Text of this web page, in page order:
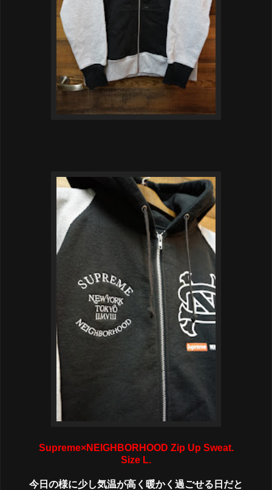
Supreme×NEIGHBORHOOD Zip Up Sweat.
Size L.
今日の様に少し気温が高く暖かく過ごせる日だと